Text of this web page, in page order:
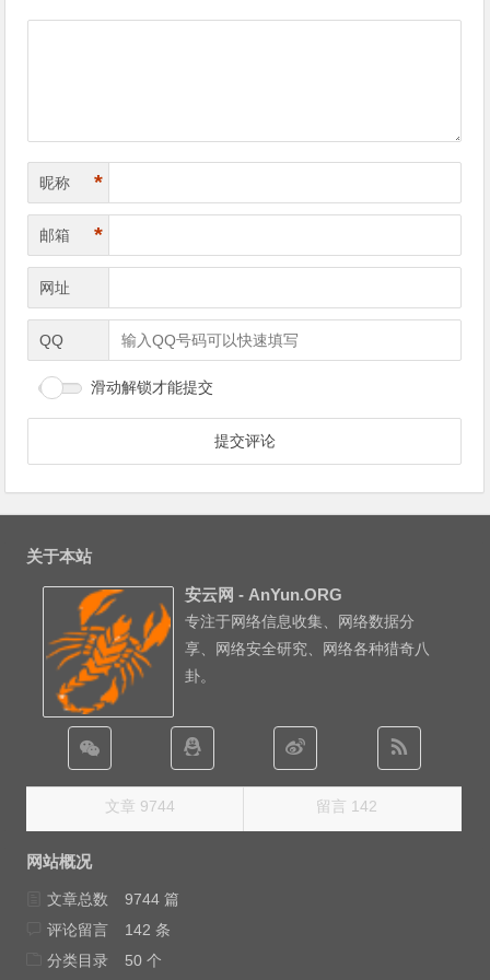
昵称 *
邮箱 *
网址
QQ
滑动解锁才能提交
关于本站
安云网 - AnYun.ORG
专注于网络信息收集、网络数据分
享、网络安全研究、网络各种猎奇八
卦。
文章 9744 留言 142
网站概况
文章总数
9744 篇
评论留言
142 条
分类目录
50 个